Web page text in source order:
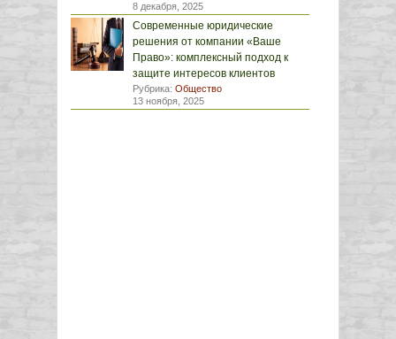
8 декабря, 2025
Современные юридические
решения от компании «Ваше
Право»: комплексный подход к
защите интересов клиентов
Рубрика: Общество
13 ноября, 2025